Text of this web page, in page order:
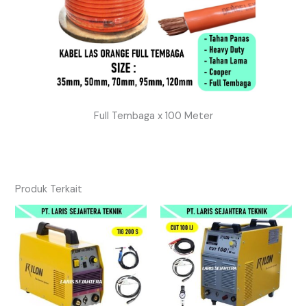
Full Tembaga x 100 Meter
Produk Terkait